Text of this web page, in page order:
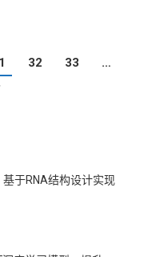
32 33
…
于RNA结构设计实现